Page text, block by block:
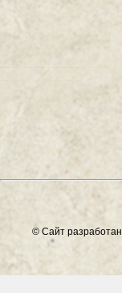
© Сайт разработан